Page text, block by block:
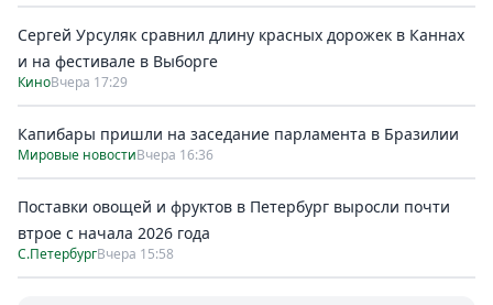
Сергей Урсуляк сравнил длину красных дорожек в Каннах
и на фестивале в Выборге
КиноВчера 17:29
Капибары пришли на заседание парламента в Бразилии
Мировые новостиВчера 16:36
Поставки овощей и фруктов в Петербург выросли почти
втрое с начала 2026 года
С.ПетербургВчера 15:58